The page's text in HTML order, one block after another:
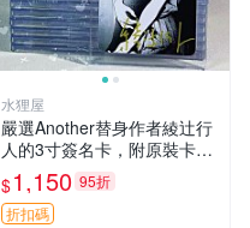
水狸屋
嚴選Another替身作者綾辻行
人的3寸簽名卡，附原裝卡
磚。國內直郵快速到貨。 An
other 替身 綾辻行人 簽名卡
周邊
$1,150 95折
折扣碼